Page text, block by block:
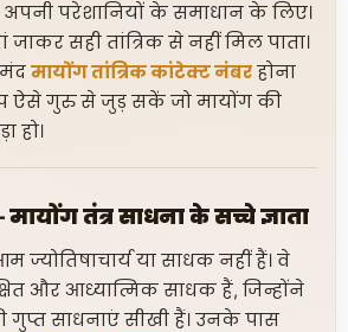
परेशानियों के समाधान के लिए।
सही तांत्रिक से नहीं मिल पाता।
मायोंग तांत्रिक कांटेक्ट नंबर होना
ऐसे गुरु से जुड़ सकें जो मायोंग की
हो।
तंत्र साधना के सच्चे ज्ञाता
ज्योतिषाचार्य या साधक नहीं हैं। वे
और आध्यात्मिक साधक हैं, जिन्होंने
गुप्त साधनाएं सीखी हैं। उनके पास